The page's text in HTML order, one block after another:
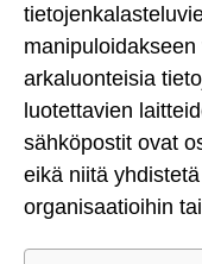
arkaluonteisia
luotettavien
sähköpostit ovat
eikä niitä
organisaatioihin